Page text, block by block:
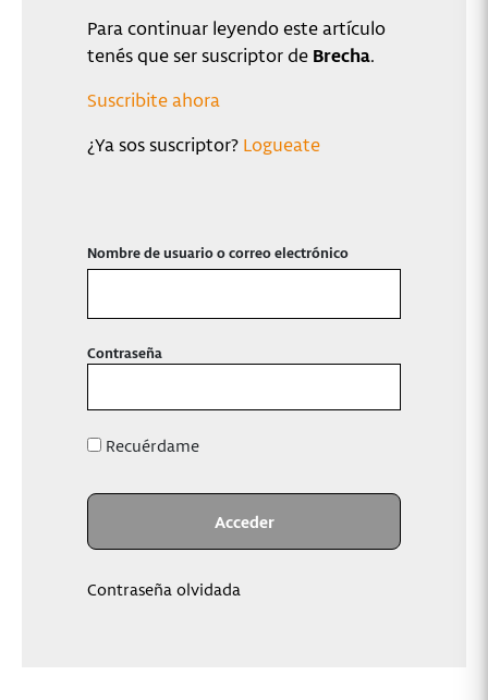
Para continuar leyendo este artículo
tenés que ser suscriptor de Brecha.
Suscribite ahora
¿Ya sos suscriptor? Logueate
Nombre de usuario o correo electrónico
Contraseña
Recuérdame
Contraseña olvidada